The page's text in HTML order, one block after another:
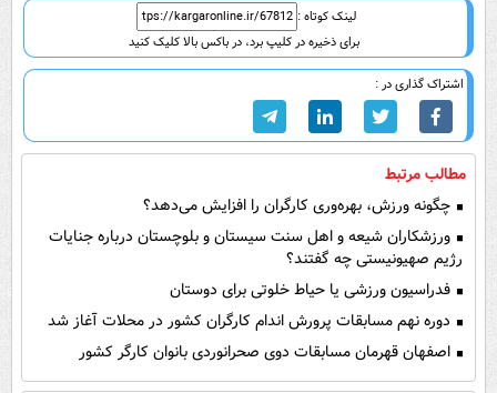
لینک کوتاه :
برای ذخیره در کلیپ برد، در باکس بالا کلیک کنید
اشتراک گذاری در :
مطالب مرتبط
چگونه ورزش، بهره‌وری کارگران را افزایش می‌دهد؟
ورزشکاران شیعه و اهل سنت سیستان و بلوچستان درباره جنایات
رژیم صهیونیستی چه گفتند؟
فدراسیون ورزشی یا حیاط خلوتی برای دوستان
دوره نهم مسابقات پرورش اندام کارگران کشور در محلات آغاز شد
اصفهان قهرمان مسابقات دوی صحرانوردی بانوان کارگر کشور